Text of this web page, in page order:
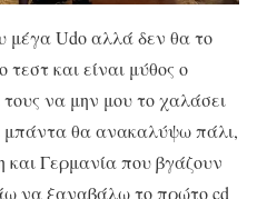
μέγα Udo αλλά δεν θα το
και είναι μύθος ο
να μην μου το χαλάσει
μπάντα θα ανακαλύψω πάλι,
και Γερμανία που βγάζουν
να ξαναβάλω το πρώτο cd